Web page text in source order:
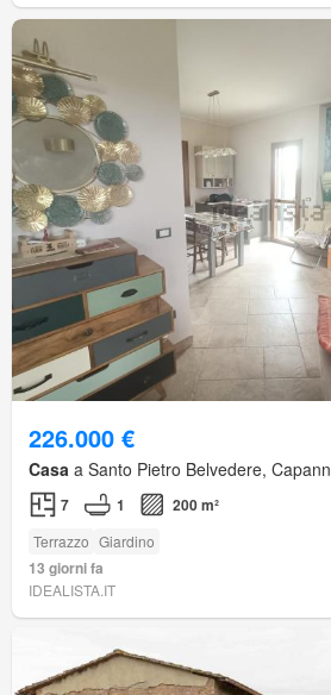
226.000 €
Casa a Santo Pietro Belvedere,
7 1 200 m²
Terrazzo Giardino
13 giorni fa
IDEALISTA.IT